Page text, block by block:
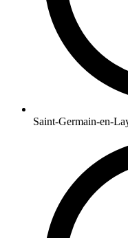
Saint-Germain-en-